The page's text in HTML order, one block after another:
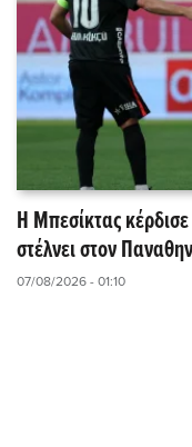
Η Μπεσίκτας
στέλνει στον
07/08/2026 - 01:10